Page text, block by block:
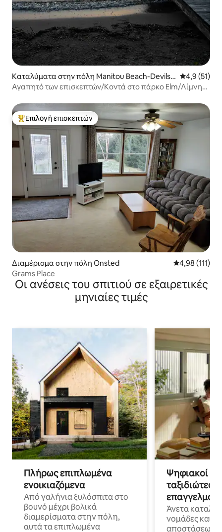
Καταλύματα στην πόλη Manitou Beach-Devils L
ake
Μέση
4,9 (51)
Αγαπητό των επισκεπτών/Κοντά στο πάρκο Elm/Λίμνη
Κορυφαία επιλογή επισκεπτών
Επιλογή επισκεπτών
Διαμέρισμα στην πόλη Onsted Μέση
4,98 (111)
Grams Place
Οι ανέσεις του σπιτιού σε εξαιρετικές
μηνιαίες τιμές
Πλήρως επιπλωμένα
ενοικιαζόμενα
Από γαλήνια ξυλόσπιτα στο
βουνό μέχρι βολικά
διαμερίσματα στην πόλη,
αυτά τα επιπλωμένα
Ψηφιακοί
ταξιδιώτες
Άνετα
νομάδες και
αποστάσεως